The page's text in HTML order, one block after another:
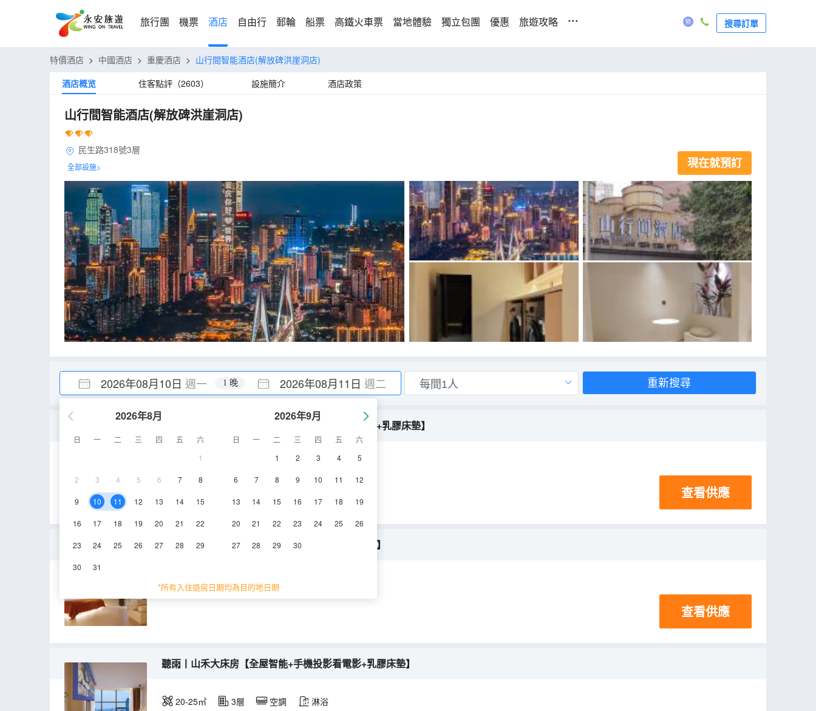
旅行團 機票 酒店 自由行 郵輪 船票 高鐵火車票 當地體驗 獨立包團 優惠 旅遊攻略 ... 搜尋訂單
特價酒店 > 中國酒店 > 重慶酒店 > 山行間智能酒店(解放碑洪崖洞店)
酒店概览
住客點評（2603） 設施簡介 酒店政策
山行間智能酒店(解放碑洪崖洞店)
民生路318號3層
全部設施> 現在就預訂
2026年08月10日 週一 2026年08月11日 週二
1 晚
2026年8月
日 一 二 三 四 五
六
1
2 3 4 5 6 7 8
9 10 11 12 13 14 15
16 17 18 19 20 21 22
23 24 25 26 27 28 29
30 31
2026年9月
日 一 二 三 四 五
六
1
2 3 4 5
6 7 8 9 10 11 12
13 14 15 16 17 18 19
20 21 22 23 24 25 26
27 28 29 30
*所有入住退房日期均為目的地日期
重新搜尋
伴山丨山舍大床房【新風系統+全屋智能+高清投影+乳膠床墊】
18-23㎡ 空調 淋浴
查看供應
餘歡丨山韻大床房【全屋智能+高清投影+乳膠床墊】
38-43㎡ 3層 空調
查看供應
聽雨丨山禾大床房【全屋智能+手機投影看電影+乳膠床墊】
20-25㎡ 3層 空調 淋浴